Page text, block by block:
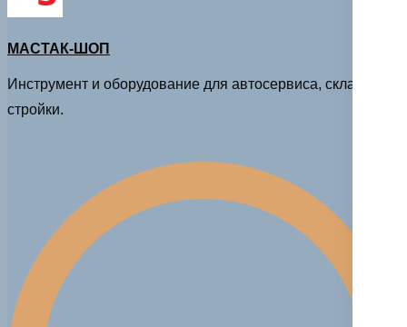
МАСТАК-ШОП
Инструмент и оборудование для автосервиса, склада и
стройки.